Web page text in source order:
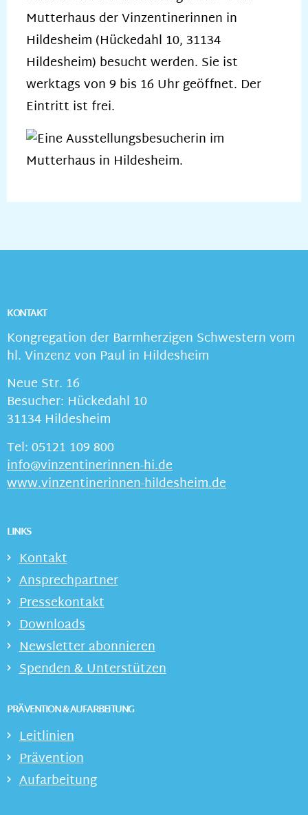
Mutterhaus der Vinzentinerinnen in
Hildesheim (Hückedahl 10, 31134
Hildesheim) besucht werden. Sie ist
werktags von 9 bis 16 Uhr geöffnet. Der
Eintritt ist frei.
KONTAKT
Kongregation der Barmherzigen Schwestern vom
hl. Vinzenz von Paul in Hildesheim
Neue Str. 16
Besucher: Hückedahl 10
31134 Hildesheim
Tel: 05121 109 800
info@vinzentinerinnen-hi.de
www.vinzentinerinnen-hildesheim.de
LINKS
Kontakt
Ansprechpartner
Pressekontakt
Downloads
Newsletter abonnieren
Spenden & Unterstützen
PRÄVENTION & AUFARBEITUNG
Leitlinien
Prävention
Aufarbeitung